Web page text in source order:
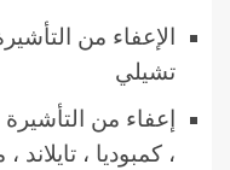
تشيلي
، كمبوديا ، تايلاند